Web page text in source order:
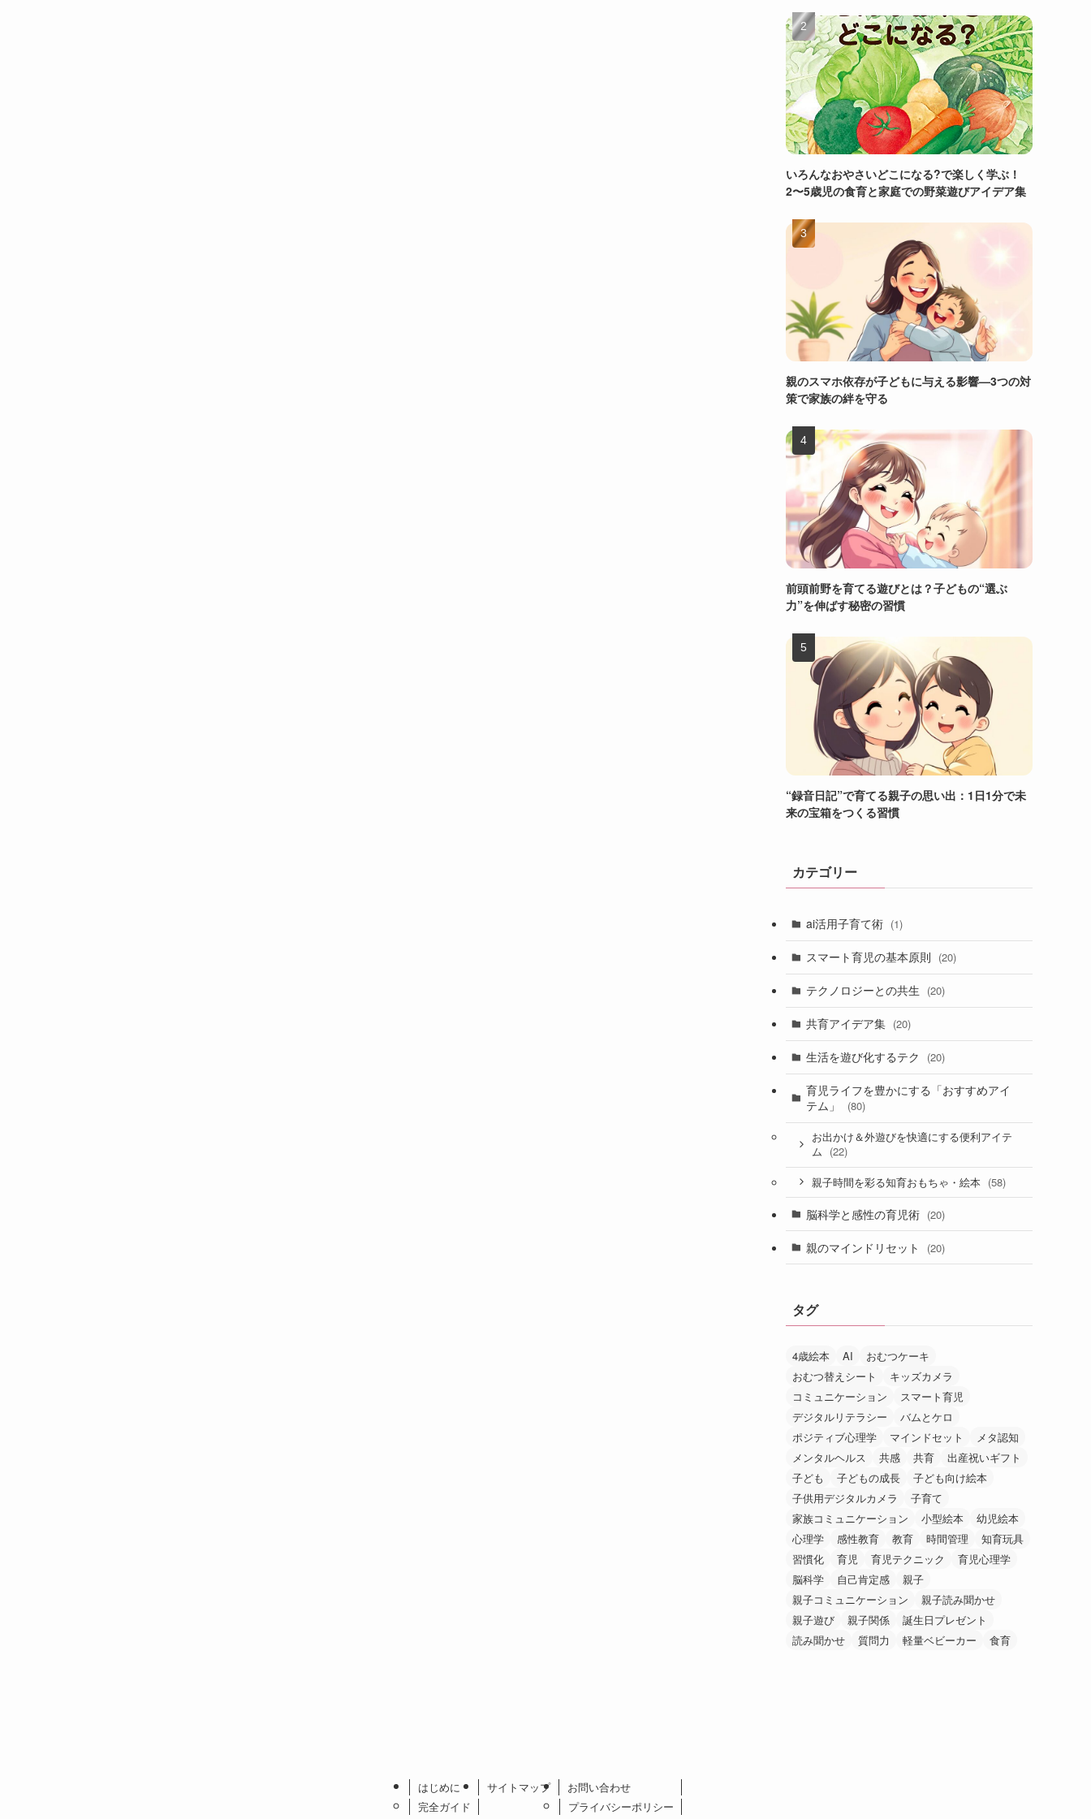
いろんなおやさいどこになる?で楽しく学ぶ！
2〜5歳児の食育と家庭での野菜遊びアイデア集
親のスマホ依存が子どもに与える影響—3つの対
策で家族の絆を守る
前頭前野を育てる遊びとは？子どもの“選ぶ
力”を伸ばす秘密の習慣
“録音日記”で育てる親子の思い出：1日1分で未
来の宝箱をつくる習慣
カテゴリー
ai活用子育て術 (1)
スマート育児の基本原則 (20)
テクノロジーとの共生 (20)
共育アイデア集 (20)
生活を遊び化するテク (20)
育児ライフを豊かにする「おすすめアイ
テム」
(80)
お出かけ＆外遊びを快適にする便利アイテ
ム
(22)
親子時間を彩る知育おもちゃ・絵本 (58)
脳科学と感性の育児術 (20)
親のマインドリセット (20)
タグ
4歳絵本 AI
おむつケーキ
おむつ替えシート
キッズカメラ
コミュニケーション
スマート育児
デジタルリテラシー
バムとケロ
ポジティブ心理学
マインドセット
メタ認知
メンタルヘルス
共感 共育
出産祝いギフト
子ども
子どもの成長
子ども向け絵本
子供用デジタルカメラ
子育て
家族コミュニケーション
小型絵本
幼児絵本
心理学
感性教育 教育 時間管理
知育玩具
習慣化
育児 育児テクニック
育児心理学
脳科学
自己肯定感
親子
親子コミュニケーション
親子読み聞かせ
親子遊び
親子関係
誕生日プレゼント
読み聞かせ
質問力 軽量ベビーカー 食育
はじめに
完全ガイド
サイトマップ
お問い合わせ
プライバシーポリシー